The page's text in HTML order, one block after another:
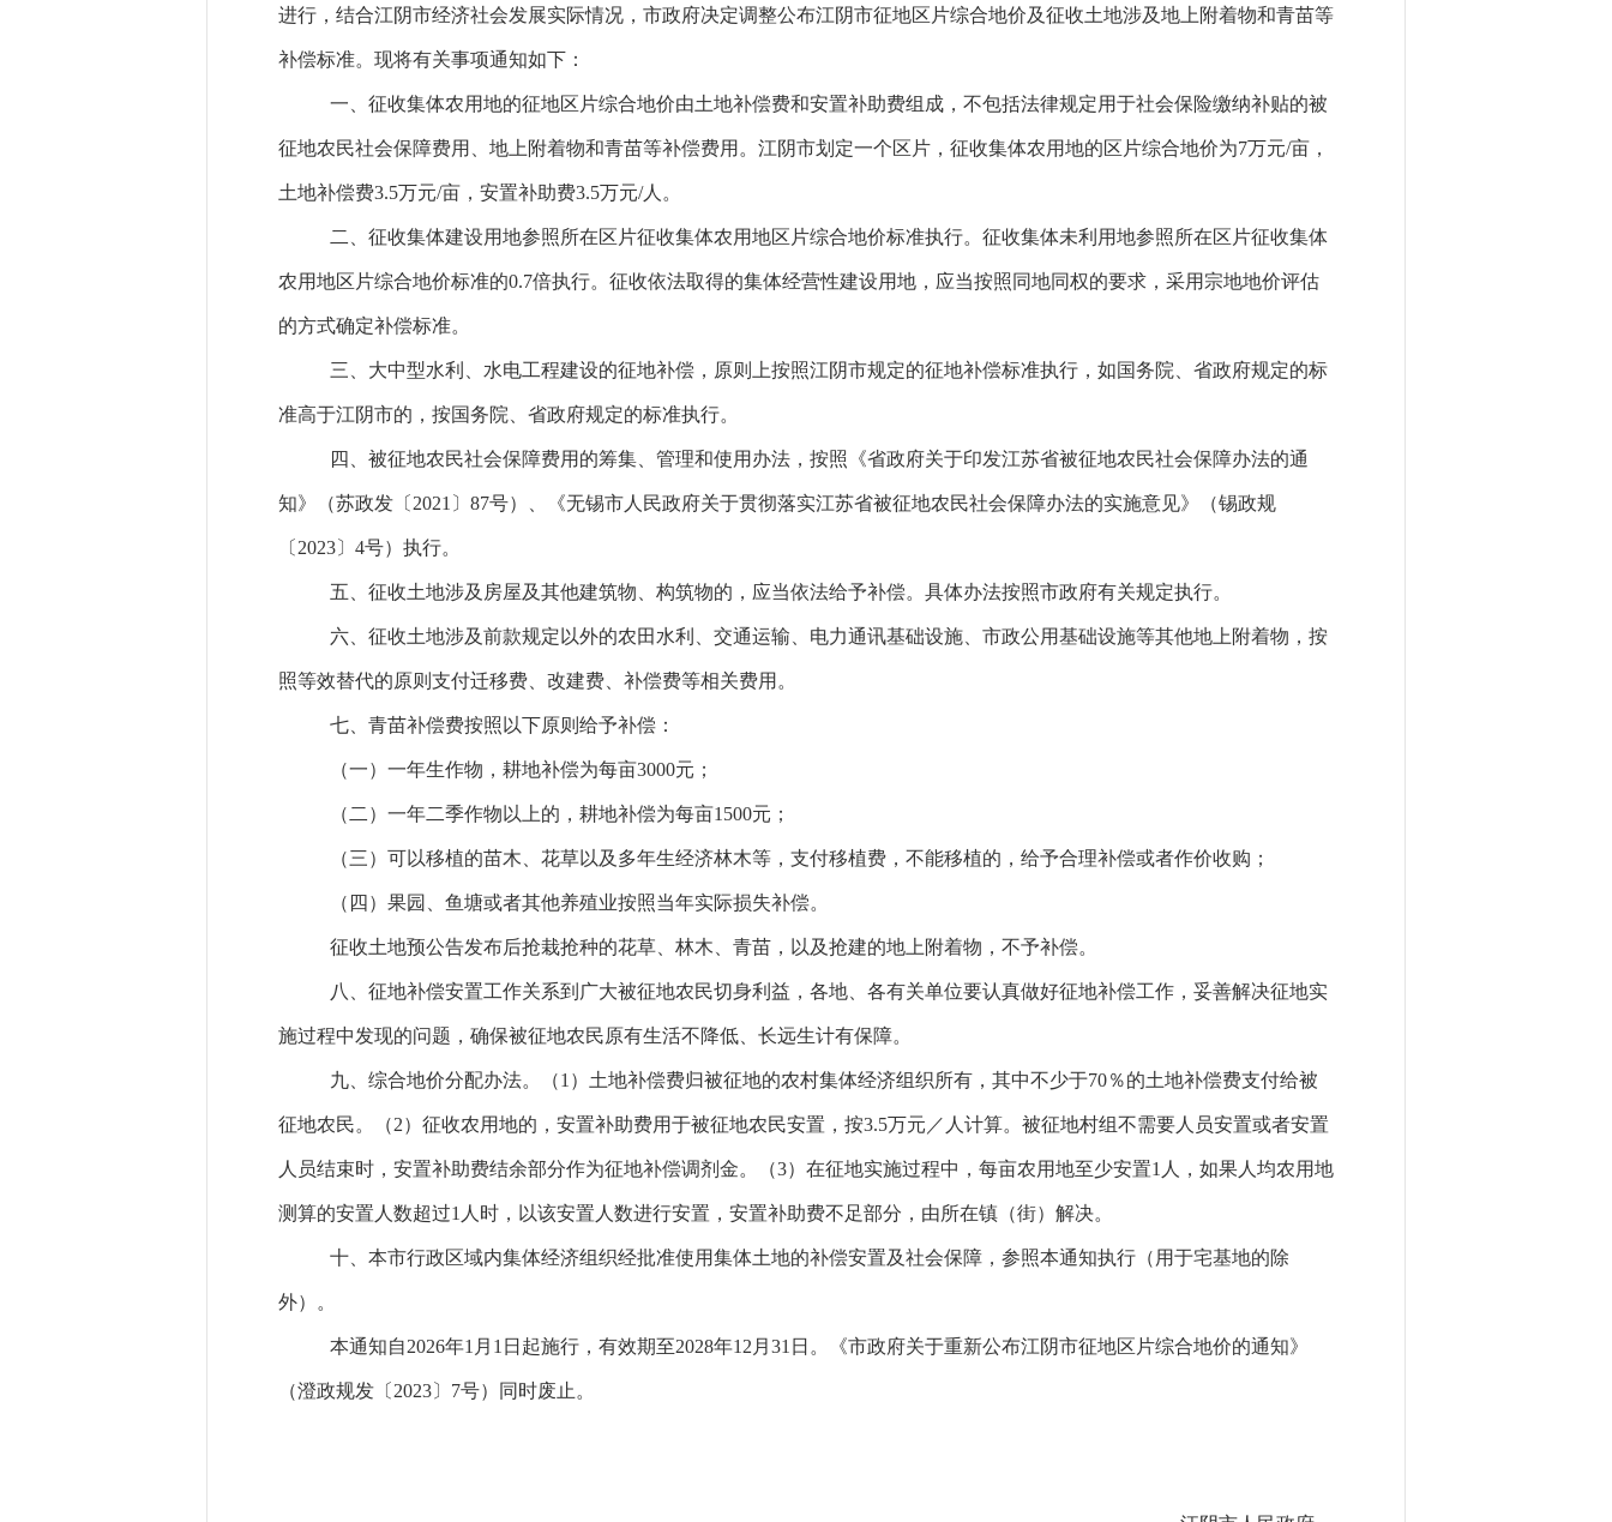
进行，结合江阴市经济社会发展实际情况， 市政府决定调整公布江阴市征地区片综合地价及征收土地涉及地上附着物和青苗等
补偿标准。现将有关事项通知如下：
一、征收集体农用地的征地区片综合地价由土地补偿费和安置补助费组成，不包括法律规定用于社会保险缴纳补贴的被
征地农民社会保障费用、地上附着物和青苗等补偿费用。江阴市划定一个区片，征收集体农用地的区片综合地价为7万元/亩，
土地补偿费3.5万元/亩，安置补助费3.5万元/人。
二、征收集体建设用地参照所在区片征收集体农用地区片综合地价标准执行。征收集体未利用地参照所在区片征收集体
农用地区片综合地价标准的0.7倍执行。征收依法取得的集体经营性建设用地，应当按照同地同权的要求，采用宗地地价评估
的方式确定补偿标准。
三、大中型水利、水电工程建设的征地补偿，原则上按照江阴市规定的征地补偿标准执行，如国务院、省政府规定的标
准高于江阴市的，按国务院、省政府规定的标准执行。
四、被征地农民社会保障费用的筹集、管理和使用办法，按照《省政府关于印发江苏省被征地农民社会保障办法的通
知》（苏政发〔 2021 〕 87号）、《无锡市人民政府关于贯彻落实江苏省被征地农民社会保障办法的实施意见》（锡政规
〔 2023〕 4号）执行。
五、征收土地涉及房屋及其他建筑物、构筑物的，应当依法给予补偿。具体办法按照市政府有关规定执行。
六、征收土地涉及前款规定以外的农田水利、交通运输、电力通讯基础设施、市政公用基础设施等其他地上附着物， 按
照等效替代的原则支付迁移费、 改建费、补偿费等相关费用。
七、青苗补偿费按照以下原则给予补偿：
（一）一年生作物，耕地补偿为每亩3000元；
（二）一年二季作物以上的，耕地补偿为每亩1500元；
（三）可以移植的苗木、花草以及多年生经济林木等，支付移植费，不能移植的，给予合理补偿或者作价收购；
（四）果园、鱼塘或者其他养殖业按照当年实际损失补偿。
征收土地预公告发布后抢栽抢种的花草、林木、青苗，以及抢建的地上附着物，不予补偿。
八、征地补偿安置工作关系到广大被征地农民切身利益，各地、各有关单位要认真做好征地补偿工作，妥善解决征地实
施过程中发现的问题，确保被征地农民原有生活不降低、长远生计有保障。
九、综合地价分配办法。（1 ）土地补偿费归被征地的农村集体经济组织所有，其中不少于70％的土地补偿费支付给被
征地农民。（2）征收农用地的，安置补助费用于被征地农民安置，按3.5万元／人计算。被征地村组不需要人员安置或者安置
人员结束时，安置补助费结余部分作为征地补偿调剂金。（3）在征地实施过程中，每亩农用地至少安置1 人，如果人均农用地
测算的安置人数超过1 人时，以该安置人数进行安置，安置补助费不足部分，由所在镇（街）解决。
十、本市行政区域内集体经济组织经批准使用集体土地的补偿安置及社会保障， 参照本通知执行（用于宅基地的除
外）。
本通知自2026年1 月 1 日 起施行，有效期至2028年1 2 月 31 日 。《市政府关于重新公布江阴市征地区片综合地价的通知》
（澄政规发〔 2023〕 7号）同时废止。